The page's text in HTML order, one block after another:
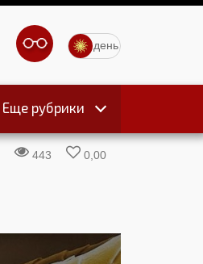
день
Еще рубрики
443 0,00